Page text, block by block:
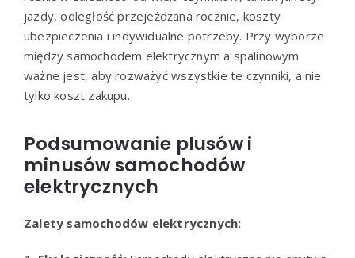
jazdy, odległość przejeżdżana rocznie, koszty
ubezpieczenia i indywidualne potrzeby. Przy wyborze
między samochodem elektrycznym a spalinowym
ważne jest, aby rozważyć wszystkie te czynniki, a nie
tylko koszt zakupu.
Podsumowanie plusów i
minusów samochodów
elektrycznych
Zalety samochodów elektrycznych: